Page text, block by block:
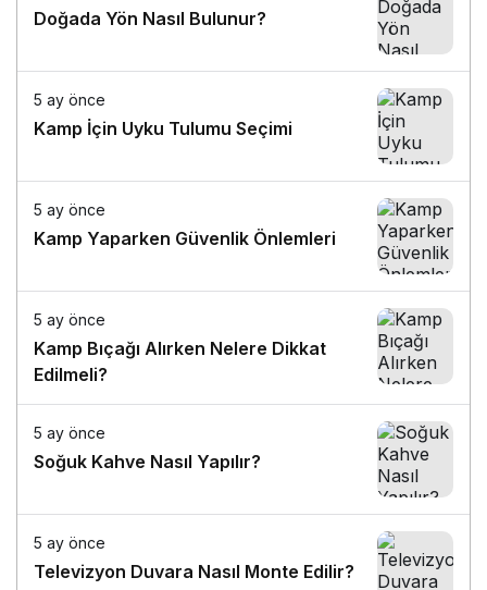
Doğada Yön Nasıl Bulunur?
5 ay önce
Kamp İçin Uyku Tulumu Seçimi
5 ay önce
Kamp Yaparken Güvenlik Önlemleri
5 ay önce
Kamp Bıçağı Alırken Nelere Dikkat
Edilmeli?
5 ay önce
Soğuk Kahve Nasıl Yapılır?
5 ay önce
Televizyon Duvara Nasıl Monte Edilir?